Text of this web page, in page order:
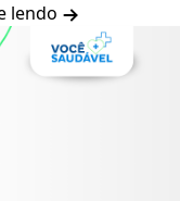
lendo